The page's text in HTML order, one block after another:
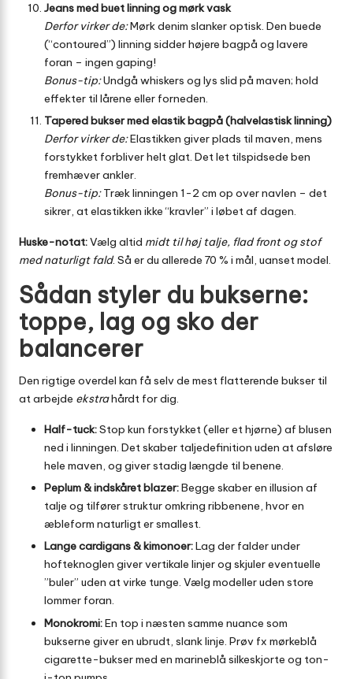
Jeans med buet linning og mørk vask
Derfor virker de:Mørk denim slanker optisk. Den buede
(“contoured”) linning sidder højere bagpå og lavere
foran – ingen gaping!
Bonus-tip:Undgå whiskers og lys slid på maven; hold
effekter til lårene eller forneden.
Tapered bukser med elastik bagpå (halvelastisk linning)
Derfor virker de:Elastikken giver plads til maven, mens
forstykket forbliver helt glat. Det let tilspidsede ben
fremhæver ankler.
Bonus-tip:Træk linningen 1-2 cm op over navlen – det
sikrer, at elastikken ikke “kravler” i løbet af dagen.
Huske-notat:Vælg altid midt til høj talje, flad front og stof
med naturligt fald. Så er du allerede 70 % i mål, uanset model.
Sådan styler du bukserne:
toppe, lag og sko der
balancerer
Den rigtige overdel kan få selv de mest flatterende bukser til
at arbejde ekstrahårdt for dig.
Half-tuck:Stop kun forstykket (eller et hjørne) af blusen
ned i linningen. Det skaber taljedefinition uden at afsløre
hele maven, og giver stadig længde til benene.
Peplum & indskåret blazer:Begge skaber en illusion af
talje og tilfører struktur omkring ribbenene, hvor en
æbleform naturligt er smallest.
Lange cardigans & kimonoer:Lag der falder under
hofteknoglen giver vertikale linjer og skjuler eventuelle
”buler” uden at virke tunge. Vælg modeller uden store
lommer foran.
Monokromi:En top i næsten samme nuance som
bukserne giver en ubrudt, slank linje. Prøv fx mørkeblå
cigarette-bukser med en marineblå silkeskjorte og ton-